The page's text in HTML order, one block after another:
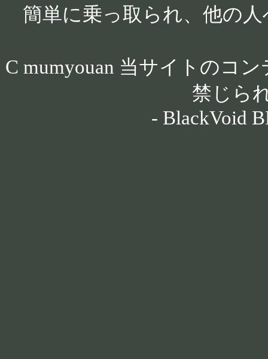
簡単に乗っ取られ、他の
C mumyouan 当サイトのコ
禁じら
- BlackVoid